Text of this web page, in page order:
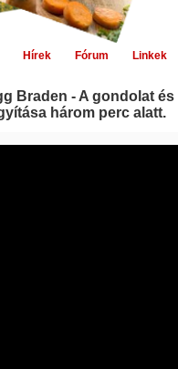
Hírek Fórum Linkek
Braden - A gondolat
három perc alatt.